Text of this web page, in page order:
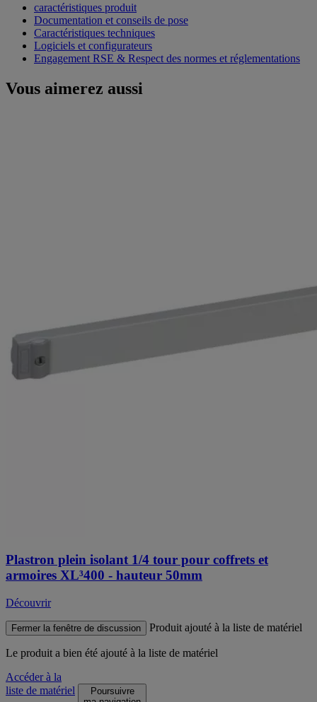
caractéristiques produit
Documentation et conseils de pose
Caractéristiques techniques
Logiciels et configurateurs
Engagement RSE & Respect des normes et réglementations
Vous aimerez aussi
Plastron plein isolant 1/4 tour pour coffrets et
armoires XL³400 - hauteur 50mm
Découvrir
Fermer la fenêtre de discussion Produit ajouté à la liste de matériel
Le produit a bien été ajouté à la liste de matériel
Accéder à la
liste de matériel
Poursuivre